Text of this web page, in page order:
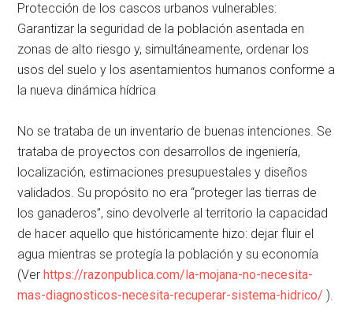
Protección de los cascos urbanos vulnerables:
Garantizar la seguridad de la población asentada en
zonas de alto riesgo y, simultáneamente, ordenar los
usos del suelo y los asentamientos humanos conforme a
la nueva dinámica hídrica
No se trataba de un inventario de buenas intenciones. Se
trataba de proyectos con desarrollos de ingeniería,
localización, estimaciones presupuestales y diseños
validados. Su propósito no era “proteger las tierras de
los ganaderos”, sino devolverle al territorio la capacidad
de hacer aquello que históricamente hizo: dejar fluir el
agua mientras se protegía la población y su economía
(Ver https://razonpublica.com/la-mojana-no-necesita-
mas-diagnosticos-necesita-recuperar-sistema-hidrico/ ).